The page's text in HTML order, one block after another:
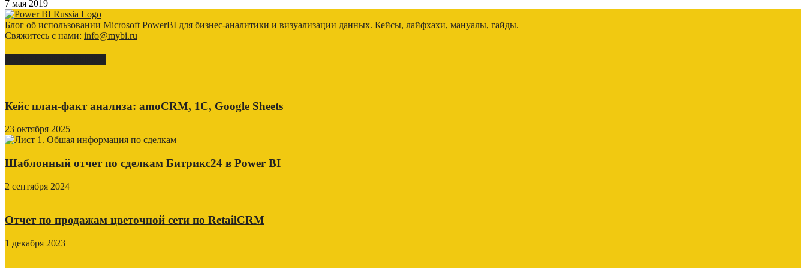
7 мая 2019
Блог об использовании Microsoft PowerBI для бизнес-аналитики и визуализации данных. Кейсы, лайфхахи, мануалы, гайды.
Свяжитесь с нами: info@mybi.ru
Кейс план-факт анализа: amoCRM, 1C, Google Sheets
23 октября 2025
Шаблонный отчет по сделкам Битрикс24 в Power BI
2 сентября 2024
Отчет по продажам цветочной сети по RetailCRM
1 декабря 2023